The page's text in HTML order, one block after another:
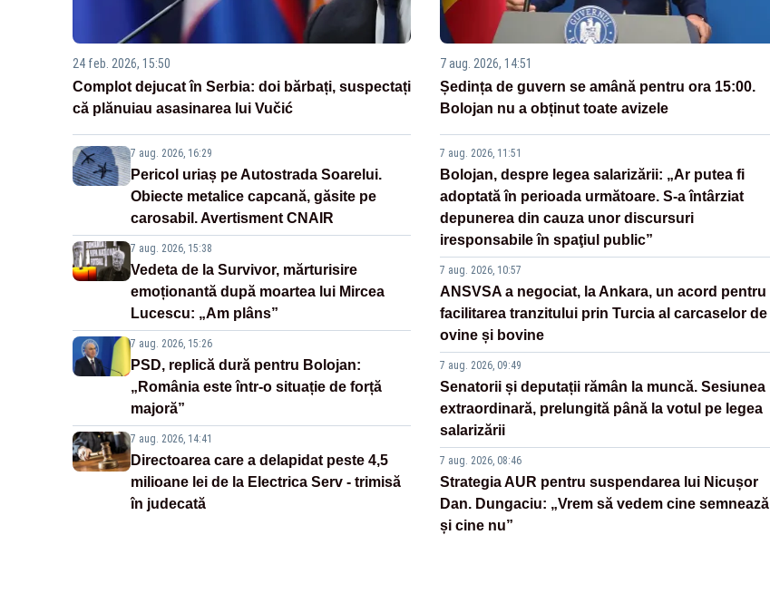
24 feb. 2026, 15:50
Complot dejucat în Serbia: doi bărbați, suspectați
că plănuiau asasinarea lui Vučić
7 aug. 2026, 16:29
Pericol uriaș pe Autostrada Soarelui.
Obiecte metalice capcană, găsite pe
carosabil. Avertisment CNAIR
7 aug. 2026, 15:38
Vedeta de la Survivor, mărturisire
emoționantă după moartea lui Mircea
Lucescu: „Am plâns”
7 aug. 2026, 15:26
PSD, replică dură pentru Bolojan:
„România este într-o situație de forță
majoră”
7 aug. 2026, 14:41
Directoarea care a delapidat peste 4,5
milioane lei de la Electrica Serv - trimisă
în judecată
7 aug. 2026, 14:51
Ședința de guvern se amână pentru ora 15:00.
Bolojan nu a obținut toate avizele
7 aug. 2026, 11:51
Bolojan, despre legea salarizării: „Ar putea fi
adoptată în perioada următoare. S-a întârziat
depunerea din cauza unor discursuri
iresponsabile în spaţiul public”
7 aug. 2026, 10:57
ANSVSA a negociat, la Ankara, un acord pentru
facilitarea tranzitului prin Turcia al carcaselor de
ovine și bovine
7 aug. 2026, 09:49
Senatorii și deputații rămân la muncă. Sesiunea
extraordinară, prelungită până la votul pe legea
salarizării
7 aug. 2026, 08:46
Strategia AUR pentru suspendarea lui Nicușor
Dan. Dungaciu: „Vrem să vedem cine semnează
și cine nu”